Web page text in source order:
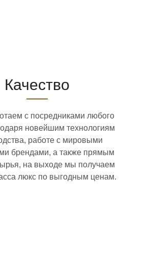
Качество
с посредниками любого
новейшим технологиям
работе с мировыми
брендами, а также прямым
на выходе мы получаем
люкс по выгодным ценам.